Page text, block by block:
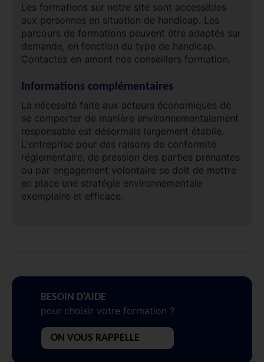
Les formations sur notre site sont accessibles
aux personnes en situation de handicap. Les
parcours de formations peuvent être adaptés sur
demande, en fonction du type de handicap.
Contactez en amont nos conseillers formation.
Informations complémentaires
La nécessité faite aux acteurs économiques de
se comporter de manière environnementalement
responsable est désormais largement établie.
L'entreprise pour des raisons de conformité
réglementaire, de pression des parties prenantes
ou par engagement volontaire se doit de mettre
en place une stratégie environnementale
exemplaire et efficace.
BESOIN D’AIDE
pour choisir votre formation ?
ON VOUS RAPPELLE